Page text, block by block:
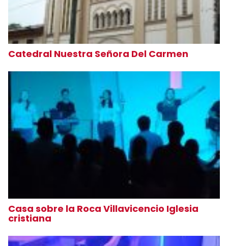
Catedral Nuestra Señora Del Carmen
Casa sobre la Roca Villavicencio Iglesia
cristiana